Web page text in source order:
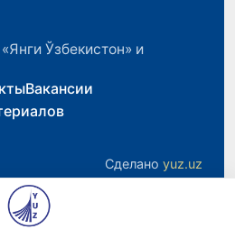
Ўзбекистон» и
Вакансии
Сделано yuz.uz